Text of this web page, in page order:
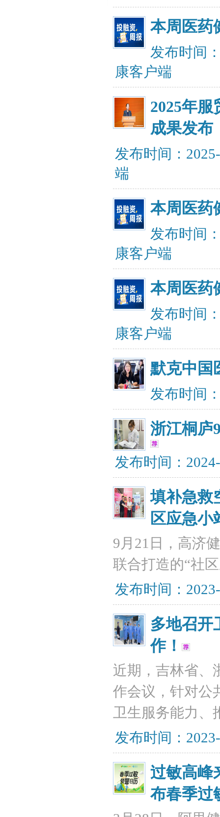
本周医药
发布时间
康客户端
2025年
成果发布
发布时间：
端
本周医药
发布时间
康客户端
本周医药
发布时间
康客户端
默克中国
发布时间
浙江桐庐
发布时间：
填补急救
区应急小
9月21日，高济
联合打造的“社
发布时间：
多地召开
作！
近期，吉林省、
作会议，针对公
卫生服务能力、
发布时间：
过敏高峰
布春季过